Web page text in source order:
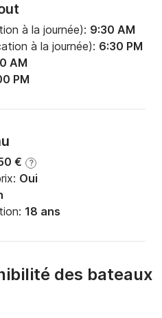
à la journée): 9:30 AM
à la journée): 6:30 PM
AM
PM
€ ?
Oui
18 ans
des bateaux